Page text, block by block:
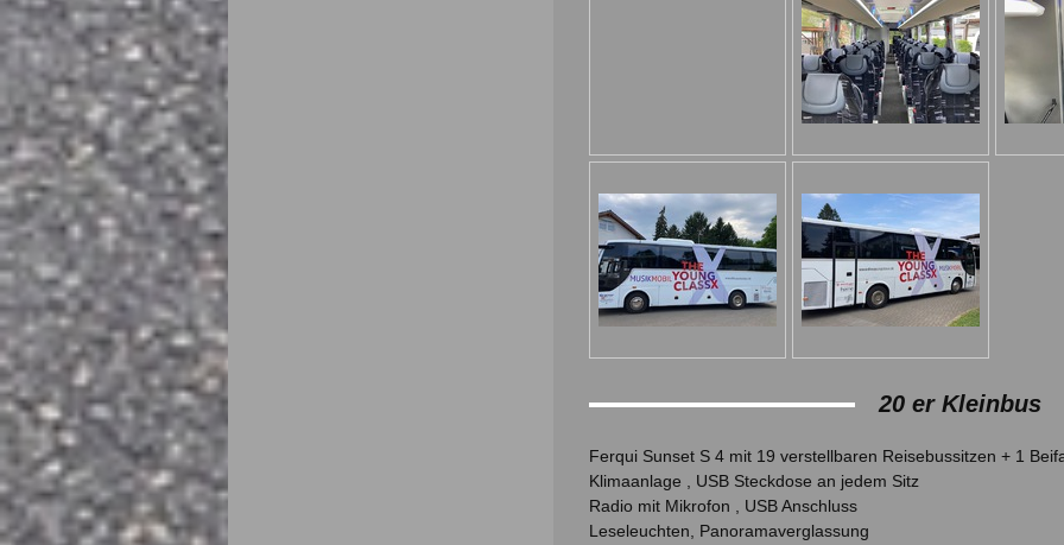
20 er Kleinbus
Ferqui Sunset S 4 mit 19 verstellbaren Reisebussitzen + 1
Klimaanlage , USB Steckdose an jedem Sitz
Radio mit Mikrofon , USB Anschluss
Leseleuchten, Panoramaverglassung